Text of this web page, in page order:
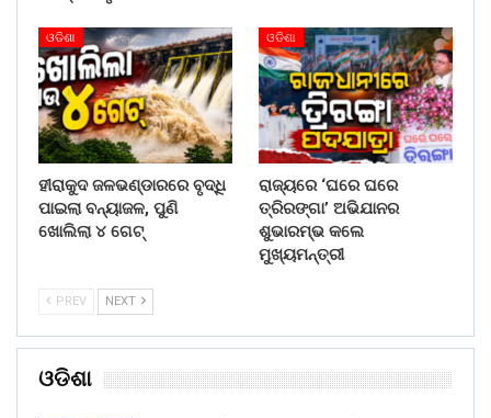
ଓଡିଶା
ହୀରାକୁଦ ଜଳଭଣ୍ଡାରରେ ବୃଦ୍ଧି
ପାଇଲା ବନ୍ୟାଜଳ, ପୁଣି
ଖୋଲିଲା ୪ ଗେଟ୍
ଓଡିଶା
ରାଜ୍ୟରେ ‘ଘରେ ଘରେ
ତ୍ରିରଙ୍ଗା’ ଅଭିଯାନର
ଶୁଭାରମ୍ଭ କଲେ
ମୁଖ୍ୟମନ୍ତ୍ରୀ
PREV NEXT
ଓଡିଶା